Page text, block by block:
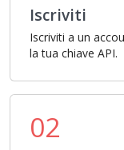
Iscriviti
Iscriviti a un
la tua chiave API.
02